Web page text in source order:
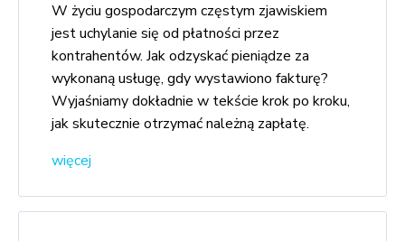
W życiu gospodarczym częstym zjawiskiem
jest uchylanie się od płatności przez
kontrahentów. Jak odzyskać pieniądze za
wykonaną usługę, gdy wystawiono fakturę?
Wyjaśniamy dokładnie w tekście krok po kroku,
jak skutecznie otrzymać należną zapłatę.
więcej